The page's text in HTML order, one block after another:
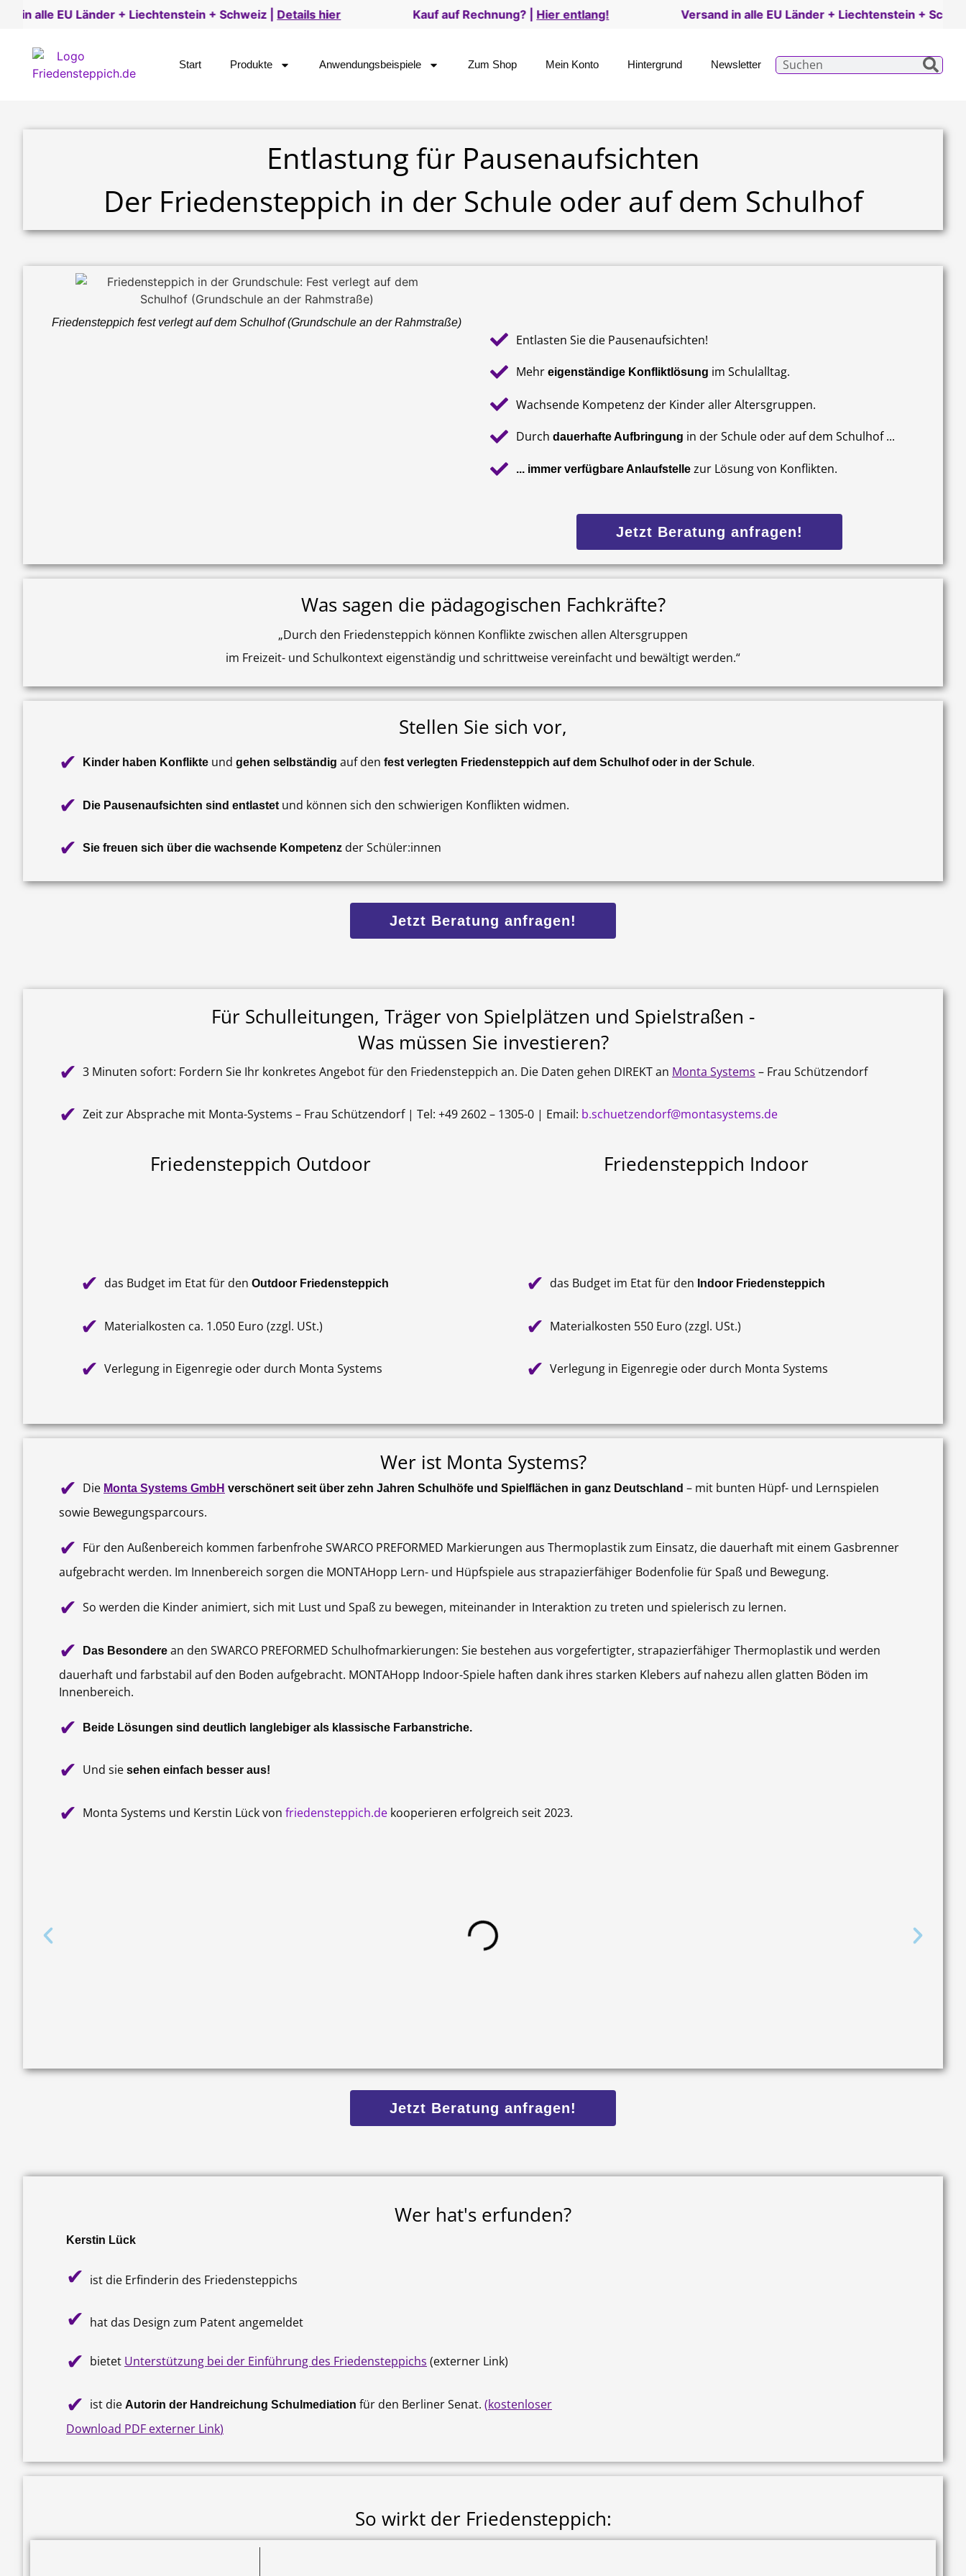
+ Schweiz |Details hier Kauf auf Rechnung? | Hier entlang! Versand in alle EU Länder + Liechtenstein + Schweiz |Details hier
Start Produkte Anwendungsbeispiele Zum Shop Mein Konto Hintergrund Newsletter
Entlastung für Pausenaufsichten
Der Friedensteppich in der Schule oder auf dem Schulhof
Friedensteppich fest verlegt auf dem Schulhof (Grundschule an der Rahmstraße)
Entlasten Sie die Pausenaufsichten!
Mehreigenständige Konfliktlösung im Schulalltag.
Wachsende Kompetenz der Kinder aller Altersgruppen.
Durchdauerhafte Aufbringung in der Schule oder auf dem Schulhof ...
... immer verfügbare Anlaufstelle zur Lösung von Konflikten.
Jetzt Beratung anfragen!
Was sagen die pädagogischen Fachkräfte?
„Durch den Friedensteppich können Konflikte zwischen allen Altersgruppen
im Freizeit- und Schulkontext eigenständig und schrittweise vereinfacht und bewältigt werden.“
Stellen Sie sich vor,
✔ Kinder haben Konflikte ­ und gehen selbständig auf den fest verlegten Friedensteppich auf dem Schulhof oder in der Schule.
✔ Die Pausenaufsichten sind entlastetund können sich den schwierigen Konflikten widmen.
✔ Sie freuen sich über die wachsende Kompetenz der Schüler:innen
Jetzt Beratung anfragen!
Für Schulleitungen, Träger von Spielplätzen und Spielstraßen -
Was müssen Sie investieren?
✔ 3 Minuten sofort: Fordern Sie Ihr konkretes Angebot für den Friedensteppich an. Die Daten gehen DIREKT an Monta Systems – Frau Schützendorf
✔ Zeit zur Absprache mit Monta-Systems – Frau Schützendorf | Tel: +49 2602 – 1305-0 | Email: b.schuetzendorf@montasystems.de
Friedensteppich Outdoor
✔ das Budget im Etat für den Outdoor Friedensteppich
✔ Materialkosten ca. 1.050 Euro (zzgl. USt.)
✔ Verlegung in Eigenregie oder durch Monta Systems
Friedensteppich Indoor
✔ das Budget im Etat für den Indoor Friedensteppich
✔ Materialkosten 550 Euro (zzgl. USt.)
✔ Verlegung in Eigenregie oder durch Monta Systems
Wer ist Monta Systems?
✔ Die Monta Systems GmbH verschönert seit über zehn Jahren Schulhöfe und Spielflächen in ganz Deutschland – mit bunten Hüpf- und Lernspielen
sowie Bewegungsparcours.
✔ Für den Außenbereich kommen farbenfrohe SWARCO PREFORMED Markierungen aus Thermoplastik zum Einsatz, die dauerhaft mit einem Gasbrenner
aufgebracht werden. Im Innenbereich sorgen die MONTAHopp Lern- und Hüpfspiele aus strapazierfähiger Bodenfolie für Spaß und Bewegung.
✔ So werden die Kinder animiert, sich mit Lust und Spaß zu bewegen, miteinander in Interaktion zu treten und spielerisch zu lernen.
✔ Das Besondere an den SWARCO PREFORMED Schulhofmarkierungen: Sie bestehen aus vorgefertigter, strapazierfähiger Thermoplastik und werden
dauerhaft und farbstabil auf den Boden aufgebracht. MONTAHopp Indoor-Spiele haften dank ihres starken Klebers auf nahezu allen glatten Böden im
Innenbereich.
✔ Beide Lösungen sind deutlich langlebiger als klassische Farbanstriche.
✔ Und sie sehen einfach besser aus!
✔ Monta Systems und Kerstin Lück von friedensteppich.de kooperieren erfolgreich seit 2023.
Jetzt Beratung anfragen!
Wer hat's erfunden?
Kerstin Lück
✔ ist die Erfinderin des Friedensteppichs
✔ hat das Design zum Patent angemeldet
✔ bietet Unterstützung bei der Einführung des Friedensteppichs (externer Link)
✔ ist die Autorin der Handreichung Schulmediation für den Berliner Senat. (kostenloser
Download PDF externer Link)
So wirkt der Friedensteppich: